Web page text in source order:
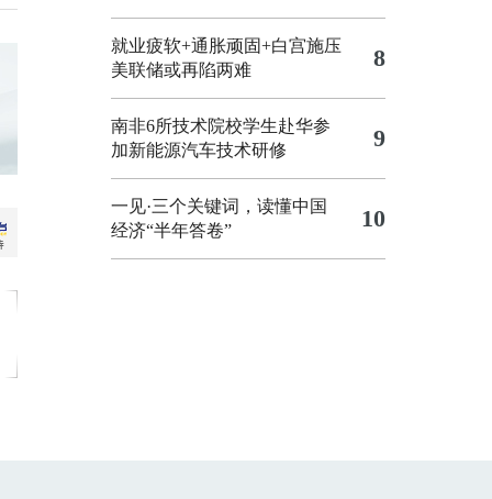
就业疲软+通胀顽固+白宫施压
美联储或再陷两难
8
南非6所技术院校学生赴华参
加新能源汽车技术研修
9
一见·三个关键词，读懂中国
经济“半年答卷”
10